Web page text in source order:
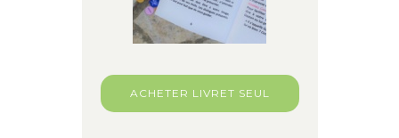
ACHETER LIVRET SEUL